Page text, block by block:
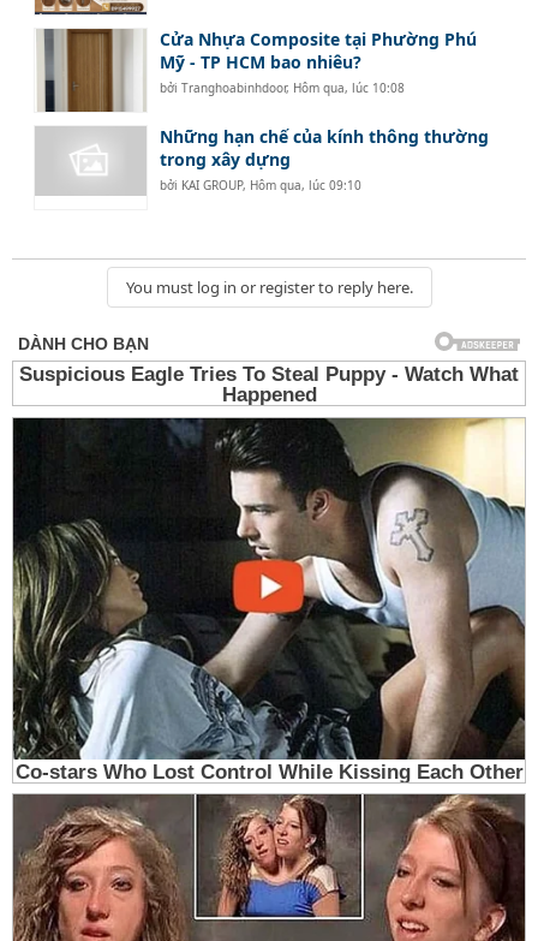
Cửa Nhựa Composite tại Phường Phú
Mỹ - TP HCM bao nhiêu?
bởiTranghoabinhdoor, Hôm qua, lúc 10:08
Những hạn chế của kính thông thường
trong xây dựng
bởi KAI GROUP, Hôm qua, lúc 09:10
You must log in or register to reply here.